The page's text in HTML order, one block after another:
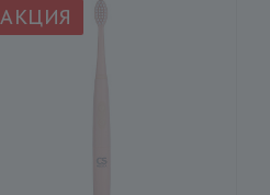
АКЦИЯ